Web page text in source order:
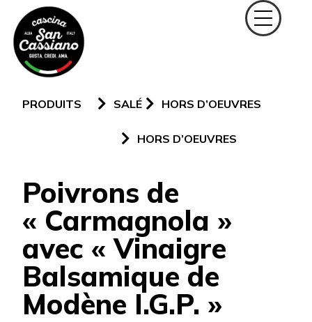
PRODUITS SALÉ HORS D’OEUVRES
HORS D’OEUVRES
Poivrons de
« Carmagnola »
avec « Vinaigre
Balsamique de
Modène I.G.P. »